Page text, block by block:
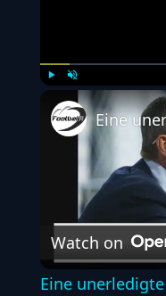
Unmute
Watch on
Eine